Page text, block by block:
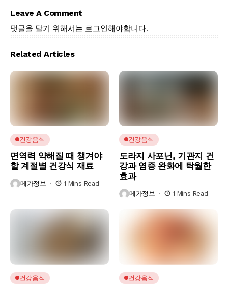
Leave A Comment
댓글을 달기 위해서는 로그인해야합니다.
Related Articles
건강음식
면역력 약해질 때 챙겨야
할 계절별 건강식 재료
메가정보 1 Mins Read
건강음식
도라지 사포닌, 기관지 건
강과 염증 완화에 탁월한
효과
메가정보 1 Mins Read
건강음식 건강음식